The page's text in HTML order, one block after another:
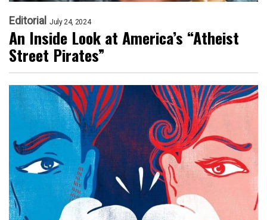
Editorial July 24, 2024
An Inside Look at America’s “Atheist
Street Pirates”